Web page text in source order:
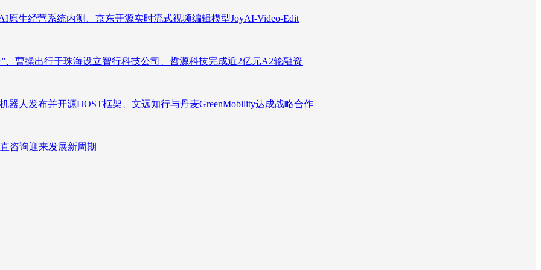
生经营系统内测、京东开源实时流式视频编辑模型JoyAI-Video-Edit
曹操出行于珠海设立智行科技公司、哲源科技完成近2亿元A2轮融资
器人发布并开源HOST框架、文远知行与丹麦GreenMobility达成战略合作
咨询迎来发展新周期